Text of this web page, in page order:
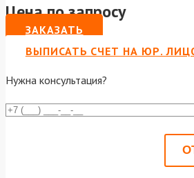
Цена по запросу
ЗАКАЗАТЬ
ВЫПИСАТЬ СЧЕТ НА ЮР.
Нужна консультация?